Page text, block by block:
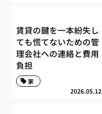
賃貸の鍵を一本紛失し
ても慌てないための管
理会社への連絡と費用
負担
2026.05.12
家